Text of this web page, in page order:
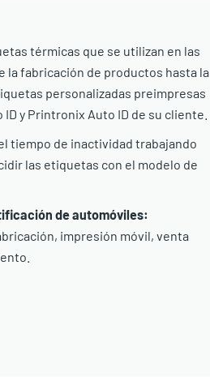
térmicas que se utilizan en las
la fabricación de productos hasta la
personalizadas preimpresas
y Printronix Auto ID de su cliente.
tiempo de inactividad trabajando
las etiquetas con el modelo de
de automóviles:
impresión móvil, venta